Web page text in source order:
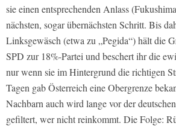
sie einen entsprechenden Anlass
nächsten, sogar übernächsten Schritt. Bis
Linksgewäsch (etwa zu „Pegida“) hält die
SPD zur 18%-Partei und beschert ihr die
nur wenn sie im Hintergrund die richtigen
Tagen gab Österreich eine Obergrenze
Nachbarn auch wird lange vor der
gefiltert, wer nicht reinkommt. Die Folge: